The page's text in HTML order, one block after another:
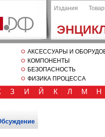
Издания
АКСЕССУАРЫ И
КОМПОНЕНТЫ
БЕЗОПАСНОСТЬ
ФИЗИКА ПРОЦЕССА
З И Й К Л М Н